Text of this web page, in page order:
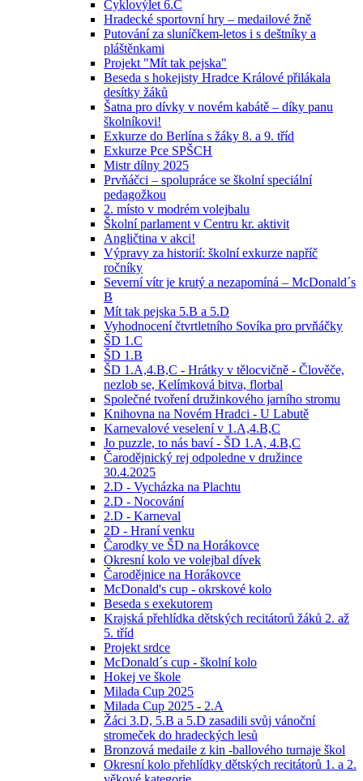
Cyklovýlet 6.C
Hradecké sportovní hry – medailové žně
Putování za sluníčkem-letos i s deštníky a
pláštěnkami
Projekt "Mít tak pejska"
Beseda s hokejisty Hradce Králové přilákala
desítky žáků
Šatna pro dívky v novém kabátě – díky panu
školníkovi!
Exkurze do Berlína s žáky 8. a 9. tříd
Exkurze Pce SPŠCH
Mistr dílny 2025
Prvňáčci – spolupráce se školní speciální
pedagožkou
2. místo v modrém volejbalu
Školní parlament v Centru kr. aktivit
Angličtina v akci!
Výpravy za historií: školní exkurze napříč
ročníky
Severní vítr je krutý a nezapomíná – McDonald´s
B
Mít tak pejska 5.B a 5.D
Vyhodnocení čtvrtletního Sovíka pro prvňáčky
ŠD 1.C
ŠD 1.B
ŠD 1.A,4.B,C - Hrátky v tělocvičně - Člověče,
nezlob se, Kelímková bitva, florbal
Společné tvoření družinkového jarního stromu
Knihovna na Novém Hradci - U Labutě
Karnevalové veselení v 1.A,4.B,C
Jo puzzle, to nás baví - ŠD 1.A, 4.B,C
Čarodějnický rej odpoledne v družince
30.4.2025
2.D - Vycházka na Plachtu
2.D - Nocování
2.D - Karneval
2D - Hraní venku
Čarodky ve ŠD na Horákovce
Okresní kolo ve volejbal dívek
Čarodějnice na Horákovce
McDonald's cup - okrskové kolo
Beseda s exekutorem
Krajská přehlídka dětských recitátorů žáků 2. až
5. tříd
Projekt srdce
McDonald´s cup - školní kolo
Hokej ve škole
Milada Cup 2025
Milada Cup 2025 - 2.A
Žáci 3.D, 5.B a 5.D zasadili svůj vánoční
stromeček do hradeckých lesů
Bronzová medaile z kin -ballového turnaje škol
Okresní kolo přehlídky dětských recitátorů 1. a 2.